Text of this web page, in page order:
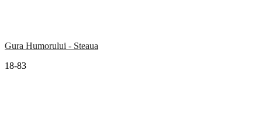
Gura Humorului - Steaua
18-83